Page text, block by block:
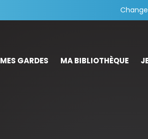
MES GARDES MA BIBLIOTHÈQUE